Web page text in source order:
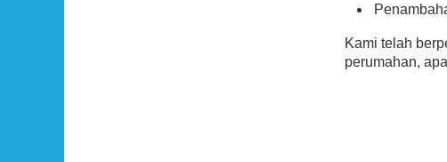
Kami telah
perumahan,